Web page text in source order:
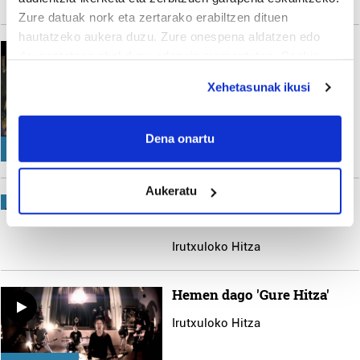
Zure datuak nork eta zertarako erabiltzen dituen
hautatzeko aukera duzu. Zure onespena aldatzen edo
If you allow, we would also like to:
Collect information about your geographical
Identify your device by actively scanning it for
specific characteristics (fingerprinting)
and set your preferences in thedetails section
Guk eta gure bazkideek zure datu pertsonalak
prozesatzen ditugu, zure IP zenbakia, besteak beste,
teknologia erabiliz, cookieak adibidez, iragarki eta eduki
pertsonalizatuak eskaintzeko, iragarkiak eta edukia
Xehetasunak ikusi
Dena onartu
Aukeratu
Mikel Laboa (1934-2008) -
2.Atala
Irutxuloko Hitza
Niña Coyote eta Chico
Tornado: 'Foxy Lady'
Irutxuloko Hitza
Hemen dago 'Gure Hitza'
Irutxuloko Hitza